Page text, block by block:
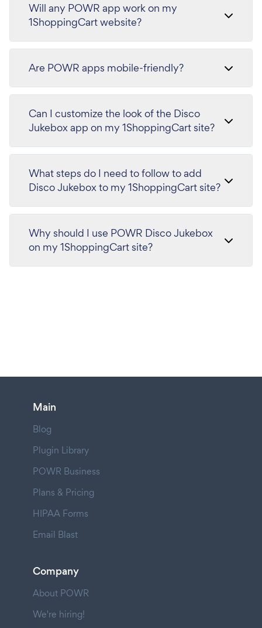
Will any POWR app work on my
1ShoppingCart website?
Are POWR apps mobile-friendly?
Can I customize the look of the Disco
Jukebox app on my 1ShoppingCart site?
What steps do I need to follow to add
Disco Jukebox to my 1ShoppingCart site?
Why should I use POWR Disco Jukebox
on my 1ShoppingCart site?
Main
Blog
Plugin Library
POWR Business
Plans & Pricing
HIPAA Forms
Email Blast
Company
About POWR
We're hiring!